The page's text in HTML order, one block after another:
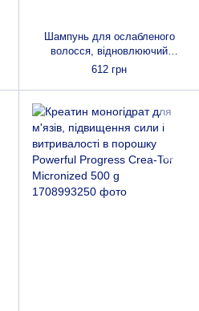
Шампунь для ослабленого
волосся, відновлюючий
DAENG GI MEO RI Vitalizing
ламкості та випадіння волосся
612 грн